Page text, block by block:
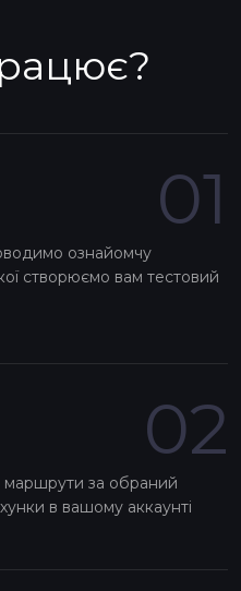
01
ознайомчу
створюємо вам тестовий
02
маршрути за обраний
в вашому аккаунті